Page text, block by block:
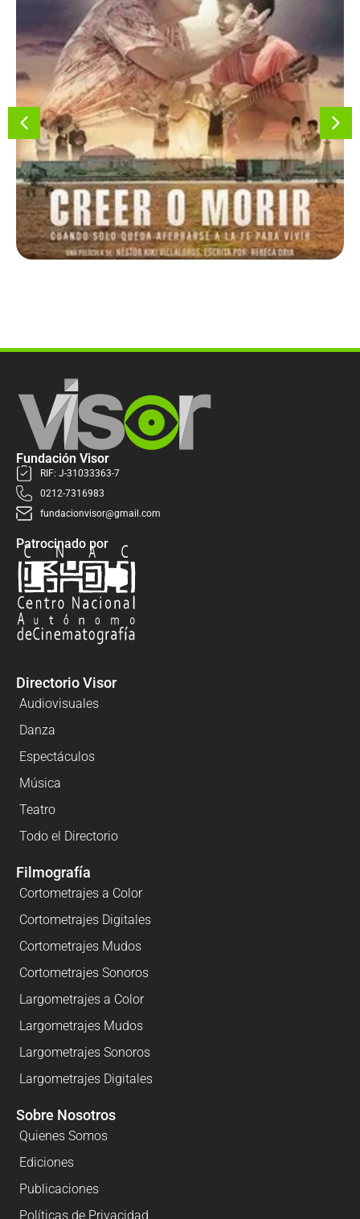
Fundación Visor
RIF: J-31033363-7
0212-7316983
fundacionvisor@gmail.com
Patrocinado por
Directorio Visor
Audiovisuales
Danza
Espectáculos
Música
Teatro
Todo el Directorio
Filmografía
Cortometrajes a Color
Cortometrajes Digitales
Cortometrajes Mudos
Cortometrajes Sonoros
Largometrajes a Color
Largometrajes Mudos
Largometrajes Sonoros
Largometrajes Digitales
Sobre Nosotros
Quienes Somos
Ediciones
Publicaciones
Políticas de Privacidad